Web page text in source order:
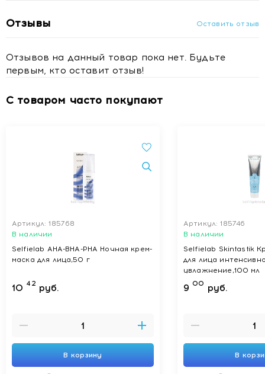
Отзывы Оставить отзыв
Отзывов на данный товар пока нет. Будьте
первым, кто оставит отзыв!
С товаром часто покупают
Артикул: 185768
В наличии
Selfielab AHA-BHA-PHA Ночная крем-
маска для лица,50 г
10 42 руб.
В корзину
Артикул: 185746
В наличии
Selfielab Skintastik
для лица
увлажнение,100 мл
9 00 руб.
В